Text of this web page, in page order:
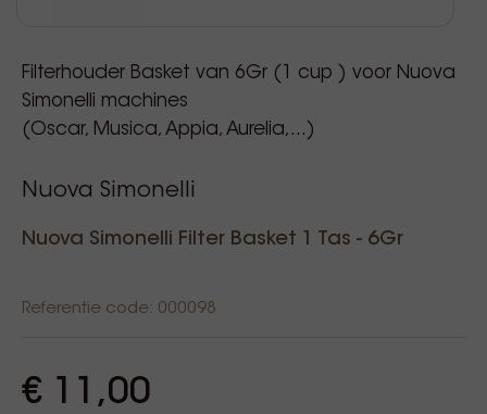
Filterhouder Basket van 6Gr (1 cup ) voor Nuova
Simonelli machines
(Oscar, Musica, Appia, Aurelia,...)
Nuova Simonelli
Nuova Simonelli Filter Basket 1 Tas - 6Gr
Referentie code: 000098
€ 11,00